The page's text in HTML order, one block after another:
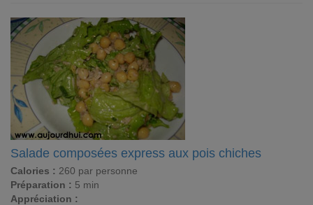
Salade composées express aux pois chiches
Calories : 260 par personne
Préparation : 5 min
Appréciation :